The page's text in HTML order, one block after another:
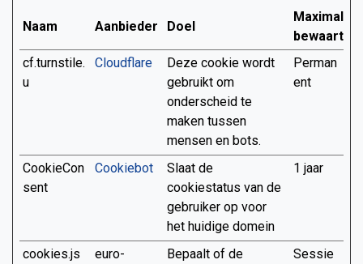
Naam Aanbieder Doel
Maximale
cf.turnstile.
u
Cloudflare
Deze cookie wordt
gebruikt om
onderscheid te
maken tussen
mensen en bots.
Perman
ent
CookieCon
sent
Cookiebot
Slaat de
cookiestatus van de
gebruiker op voor
het huidige domein
1 jaar
cookies.js
euro-
Bepaalt of de
Sessie